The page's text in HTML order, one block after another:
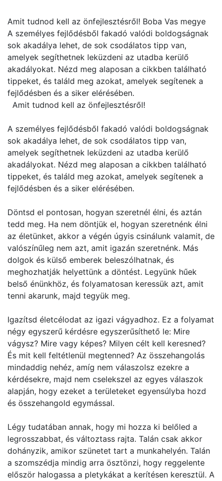
Amit tudnod kell az önfejlesztésről! Boba Vas megye
A személyes fejlődésből fakadó valódi boldogságnak
sok akadálya lehet, de sok csodálatos tipp van,
amelyek segíthetnek leküzdeni az utadba kerülő
akadályokat. Nézd meg alaposan a cikkben található
tippeket, és találd meg azokat, amelyek segítenek a
fejlődésben és a siker elérésében.
Amit tudnod kell az önfejlesztésről!
A személyes fejlődésből fakadó valódi boldogságnak
sok akadálya lehet, de sok csodálatos tipp van,
amelyek segíthetnek leküzdeni az utadba kerülő
akadályokat. Nézd meg alaposan a cikkben található
tippeket, és találd meg azokat, amelyek segítenek a
fejlődésben és a siker elérésében.
Döntsd el pontosan, hogyan szeretnél élni, és aztán
tedd meg. Ha nem döntjük el, hogyan szeretnénk élni
az életünket, akkor a végén úgyis csinálunk valamit, de
valószínűleg nem azt, amit igazán szeretnénk. Más
dolgok és külső emberek beleszólhatnak, és
meghozhatják helyettünk a döntést. Legyünk hűek
belső énünkhöz, és folyamatosan keressük azt, amit
tenni akarunk, majd tegyük meg.
Igazítsd életcélodat az igazi vágyadhoz. Ez a folyamat
négy egyszerű kérdésre egyszerűsíthető le: Mire
vágysz? Mire vagy képes? Milyen célt kell keresned?
És mit kell feltétlenül megtenned? Az összehangolás
mindaddig nehéz, amíg nem válaszolsz ezekre a
kérdésekre, majd nem cselekszel az egyes válaszok
alapján, hogy ezeket a területeket egyensúlyba hozd
és összehangold egymással.
Légy tudatában annak, hogy mi hozza ki belőled a
legrosszabbat, és változtass rajta. Talán csak akkor
dohányzik, amikor szünetet tart a munkahelyén. Talán
a szomszédja mindig arra ösztönzi, hogy reggelente
először halogassa a pletykákat a kerítésen keresztül. A